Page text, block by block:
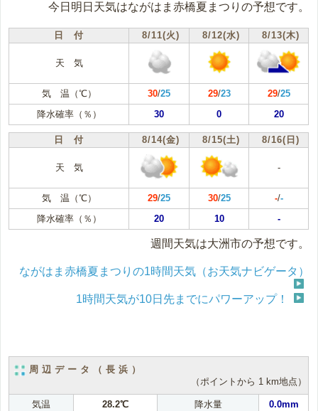
今日明日天気はながはま赤橋夏まつりの予想です。
日 付 8/11(火) 8/12(水) 8/13(木)
天 気
気 温（℃） 30/25 29/23 29/25
降水確率（％）
30 0 20
日 付 8/14(金) 8/15(土) 8/16(日)
天 気 -
気 温（℃） 29/25 30/25 -/-
降水確率（％）
20 10 -
週間天気は大洲市の予想です。
ながはま赤橋夏まつりの1時間天気（お天気ナビゲータ）
1時間天気が10日先までにパワーアップ！
周辺データ（長浜）
（ポイントから 1 km地点）
気温 28.2℃ 降水量
0.0mm